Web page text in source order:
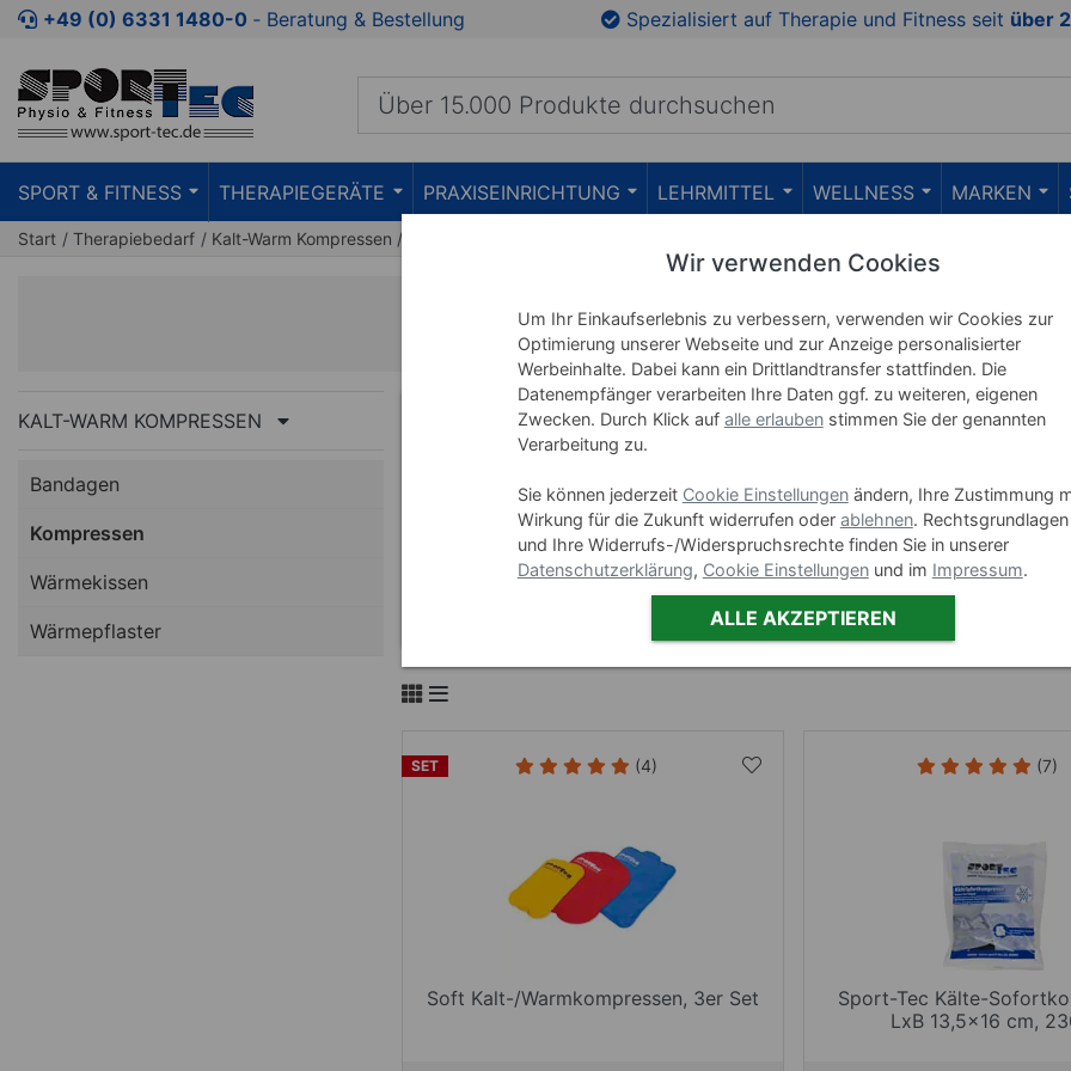
+49 (0) 6331 1480-0 ‐ Beratung & Bestellung Spezialisiert auf Therapie und Fitness seit über
SPORT & FITNESS THERAPIEGERÄTE PRAXISEINRICHTUNG LEHRMITTEL WELLNESS MARKEN
Start Therapiebedarf Kalt-Warm Kompressen
Kompressen
KALT-WARM KOMPRESSEN
Bandagen
Kompressen
Wärmekissen
Wärmepflaster
(4) Soft Kalt-/Warmkompressen, 3er
beschichtetem Polyamidgewebe,
mikrowellenbeständig, desinfizierbar,
reiningen, umweltfreundlich,
Zum Produkt
SET (4)
Soft Kalt-/Warmkompressen, 3er Set
(7)
Sport-Tec Kälte-
LxB 13,5x16 cm,
Wir verwenden Cookies
Um Ihr Einkaufserlebnis zu verbessern, verwenden wir Cookies zur
Optimierung unserer Webseite und zur Anzeige personalisierter
Werbeinhalte. Dabei kann ein Drittlandtransfer stattfinden. Die
Datenempfänger verarbeiten Ihre Daten ggf. zu weiteren, eigenen
Zwecken. Durch Klick auf alle erlaubenstimmen Sie der genannten
Verarbeitung zu.
Sie können jederzeit Cookie Einstellungenändern, Ihre Zustimmung
Wirkung für die Zukunft widerrufen oder ablehnen. Rechtsgrundlagen
und Ihre Widerrufs-/Widerspruchsrechte finden Sie in unserer
Datenschutzerklärung, Cookie Einstellungenund im Impressum.
ALLE AKZEPTIEREN